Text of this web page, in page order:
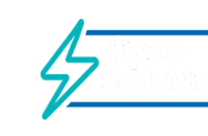
contenido